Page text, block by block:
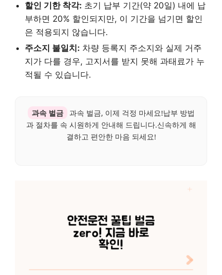
할인 기한 착각: 초기 납부 기간(약 20일) 내에 납
부하면 20% 할인되지만, 이 기간을 넘기면 할인
은 적용되지 않습니다.
주소지 불일치: 차량 등록지 주소지와 실제 거주
지가 다를 경우, 고지서를 받지 못해 과태료가 누
적될 수 있습니다.
과속 벌금
과속 벌금, 이제 걱정 마세요!납부 방법
과 절차를 속 시원하게 안내해 드립니다.신속하게 해
결하고 편안한 마음 되세요!